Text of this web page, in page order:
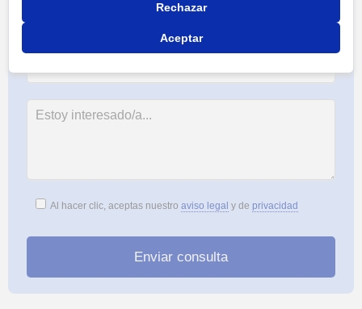
Al hacer clic, aceptas nuestro aviso legal y de privacidad
Rechazar
Aceptar